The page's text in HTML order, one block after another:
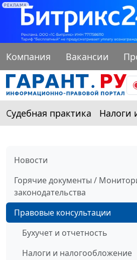
РЕКЛАМА
Компания Вакансии
Судебная практика Налоги
Новости
Горячие документы /
законодательства
Правовые консультации
Бухучет и отчетность
Налоги и налогообложение